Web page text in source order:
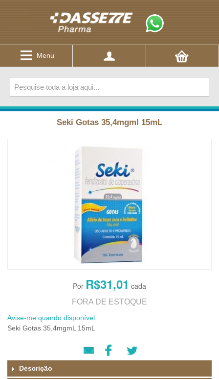
Menu
Seki Gotas 35,4mgml 15mL
R$31,01
FORA DE ESTOQUE
Avise-me quando disponível.
Seki Gotas 35,4mgmL 15mL
Descrição